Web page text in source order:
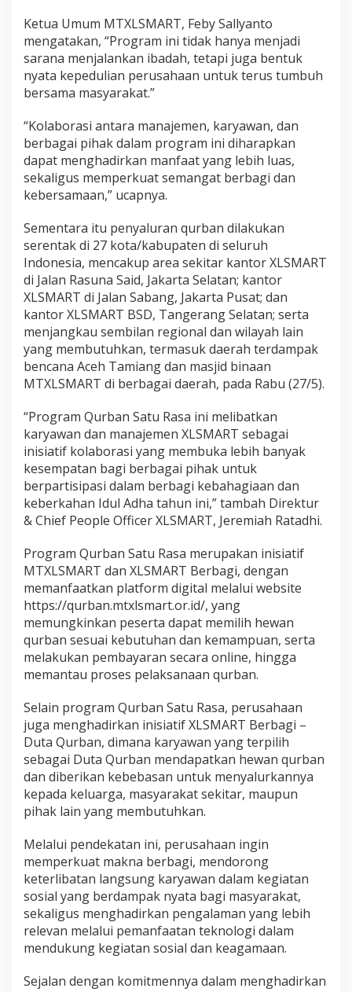
Ketua Umum MTXLSMART, Feby Sallyanto
mengatakan, “Program ini tidak hanya menjadi
sarana menjalankan ibadah, tetapi juga bentuk
nyata kepedulian perusahaan untuk terus tumbuh
bersama masyarakat.”
“Kolaborasi antara manajemen, karyawan, dan
berbagai pihak dalam program ini diharapkan
dapat menghadirkan manfaat yang lebih luas,
sekaligus memperkuat semangat berbagi dan
kebersamaan,” ucapnya.
Sementara itu penyaluran qurban dilakukan
serentak di 27 kota/kabupaten di seluruh
Indonesia, mencakup area sekitar kantor XLSMART
di Jalan Rasuna Said, Jakarta Selatan; kantor
XLSMART di Jalan Sabang, Jakarta Pusat; dan
kantor XLSMART BSD, Tangerang Selatan; serta
menjangkau sembilan regional dan wilayah lain
yang membutuhkan, termasuk daerah terdampak
bencana Aceh Tamiang dan masjid binaan
MTXLSMART di berbagai daerah, pada Rabu (27/5).
“Program Qurban Satu Rasa ini melibatkan
karyawan dan manajemen XLSMART sebagai
inisiatif kolaborasi yang membuka lebih banyak
kesempatan bagi berbagai pihak untuk
berpartisipasi dalam berbagi kebahagiaan dan
keberkahan Idul Adha tahun ini,” tambah Direktur
& Chief People Officer XLSMART, Jeremiah Ratadhi.
Program Qurban Satu Rasa merupakan inisiatif
MTXLSMART dan XLSMART Berbagi, dengan
memanfaatkan platform digital melalui website
https://qurban.mtxlsmart.or.id/, yang
memungkinkan peserta dapat memilih hewan
qurban sesuai kebutuhan dan kemampuan, serta
melakukan pembayaran secara online, hingga
memantau proses pelaksanaan qurban.
Selain program Qurban Satu Rasa, perusahaan
juga menghadirkan inisiatif XLSMART Berbagi –
Duta Qurban, dimana karyawan yang terpilih
sebagai Duta Qurban mendapatkan hewan qurban
dan diberikan kebebasan untuk menyalurkannya
kepada keluarga, masyarakat sekitar, maupun
pihak lain yang membutuhkan.
Melalui pendekatan ini, perusahaan ingin
memperkuat makna berbagi, mendorong
keterlibatan langsung karyawan dalam kegiatan
sosial yang berdampak nyata bagi masyarakat,
sekaligus menghadirkan pengalaman yang lebih
relevan melalui pemanfaatan teknologi dalam
mendukung kegiatan sosial dan keagamaan.
Sejalan dengan komitmennya dalam menghadirkan